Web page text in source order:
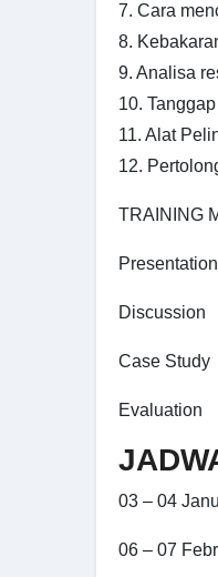
7. Cara
8.
9. Analisa
10.
11. Alat
12.
TRAINING
Presentation
Discussion
Case Study
Evaluation
03 – 04
06 – 07